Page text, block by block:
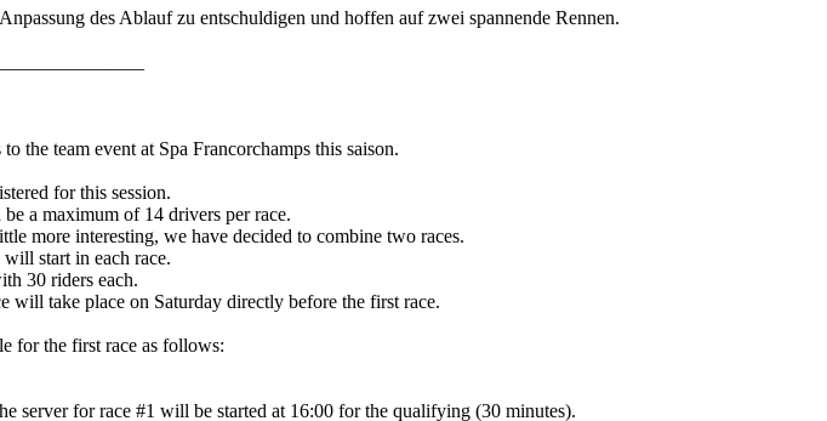
des Ablauf zu entschuldigen und hoffen auf zwei spannende Rennen.
the team event at Spa Francorchamps this saison.
for this session.
a maximum of 14 drivers per race.
more interesting, we have decided to combine two races.
start in each race.
30 riders each.
will take place on Saturday directly before the first race.
for the first race as follows:
server for race #1 will be started at 16:00 for the qualifying (30 minutes).